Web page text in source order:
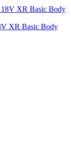
XR Basic Body